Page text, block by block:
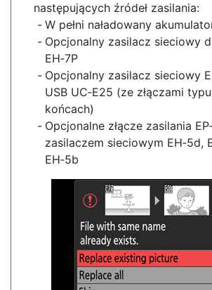
następujących źródeł zasilania:
W pełni naładowany
Opcjonalny zasilacz sieciowy
EH‑7P
Opcjonalny zasilacz sieciowy
USB UC‑E25 (ze złączami
końcach)
Opcjonalne złącze zasilania
zasilaczem sieciowym EH‑5d,
EH‑5b